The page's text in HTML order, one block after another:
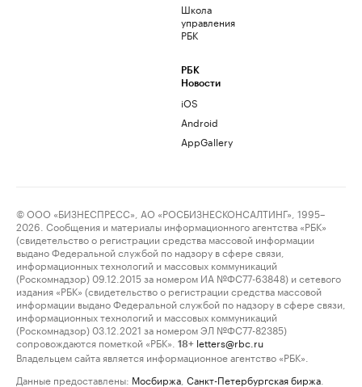
Школа
управления
РБК
РБК
Новости
iOS
Android
AppGallery
© ООО «БИЗНЕСПРЕСС», АО «РОСБИЗНЕСКОНСАЛТИНГ», 1995–
2026. Сообщения и материалы информационного агентства «РБК»
(свидетельство о регистрации средства массовой информации
выдано Федеральной службой по надзору в сфере связи,
информационных технологий и массовых коммуникаций
(Роскомнадзор) 09.12.2015 за номером ИА №ФС77-63848) и сетевого
издания «РБК» (свидетельство о регистрации средства массовой
информации выдано Федеральной службой по надзору в сфере связи,
информационных технологий и массовых коммуникаций
(Роскомнадзор) 03.12.2021 за номером ЭЛ №ФС77-82385)
сопровождаются пометкой «РБК».
18+ letters@rbc.ru
Владельцем сайта является информационное агентство «РБК».
Данные предоставлены: Мосбиржа Санкт-Петербургская биржа